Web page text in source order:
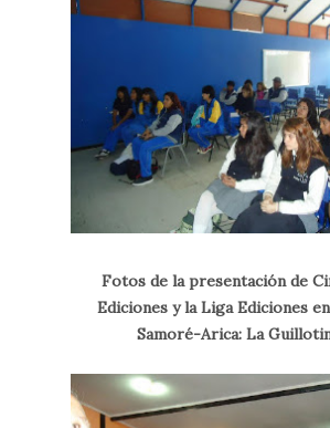
Fotos de la presentación de
Ediciones y la Liga Ediciones
Samoré-Arica: La